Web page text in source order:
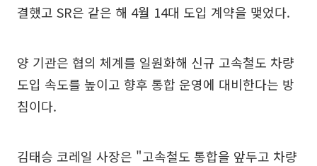
결했고 SR은 같은 해 4월 14대 도입 계약을 맺었다.
양 기관은 협의 체계를 일원화해 신규 고속철도 차량
도입 속도를 높이고 향후 통합 운영에 대비한다는 방
침이다.
김태승 코레일 사장은 "고속철도 통합을 앞두고 차량